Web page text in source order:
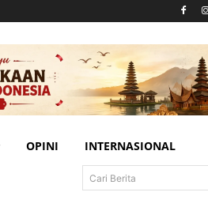
OPINI INTERNASIONAL
Cari Berita